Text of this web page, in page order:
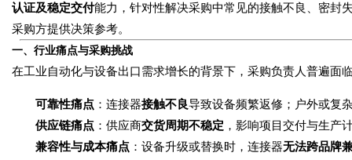
认证及稳定交付能力，针对性解决采购中常见的接触不良、密封
采购方提供决策参考。
一、行业痛点与采购挑战
在工业自动化与设备出口需求增长的背景下，采购负责人普遍面
可靠性痛点 ：连接器接触不良导致设备频繁返修；户外或复
供应链痛点 ：供应商交货周期不稳定 ，影响项目交付与生产
兼容性与成本痛点 ：设备升级或替换时，连接器无法跨品牌